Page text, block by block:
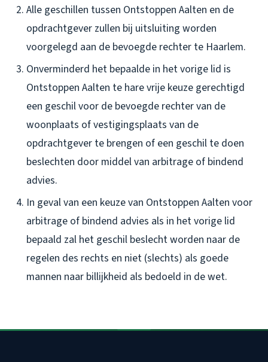
Alle geschillen tussen Ontstoppen Aalten en de
opdrachtgever zullen bij uitsluiting worden
voorgelegd aan de bevoegde rechter te Haarlem.
Onverminderd het bepaalde in het vorige lid is
Ontstoppen Aalten te hare vrije keuze gerechtigd
een geschil voor de bevoegde rechter van de
woonplaats of vestigingsplaats van de
opdrachtgever te brengen of een geschil te doen
beslechten door middel van arbitrage of bindend
advies.
In geval van een keuze van Ontstoppen Aalten voor
arbitrage of bindend advies als in het vorige lid
bepaald zal het geschil beslecht worden naar de
regelen des rechts en niet (slechts) als goede
mannen naar billijkheid als bedoeld in de wet.